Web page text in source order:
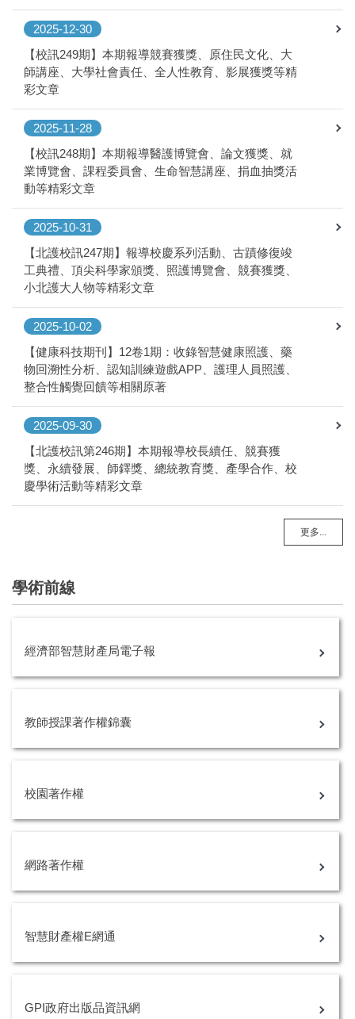
2025-12-30
【校訊249期】本期報導競賽獲獎、原住民文化、大
師講座、大學社會責任、全人性教育、影展獲獎等精
彩文章
2025-11-28
【校訊248期】本期報導醫護博覽會、論文獲獎、就
業博覽會、課程委員會、生命智慧講座、捐血抽獎活
動等精彩文章
2025-10-31
【北護校訊247期】報導校慶系列活動、古蹟修復竣
工典禮、頂尖科學家頒獎、照護博覽會、競賽獲獎、
小北護大人物等精彩文章
2025-10-02
【健康科技期刊】12卷1期：收錄智慧健康照護、藥
物回溯性分析、認知訓練遊戲APP、護理人員照護、
整合性觸覺回饋等相關原著
2025-09-30
【北護校訊第246期】本期報導校長續任、競賽獲
獎、永續發展、師鐸獎、總統教育獎、產學合作、校
慶學術活動等精彩文章
更多...
學術前線
經濟部智慧財產局電子報
教師授課著作權錦囊
校園著作權
網路著作權
智慧財產權E網通
GPI政府出版品資訊網